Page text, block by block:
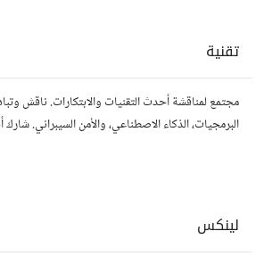
تقنية
مجتمع لمناقشة أحدث التقنيات والابتكارات. ناقش
البرمجيات، الذكاء الاصطناعي، والأمن السيبراني.
لينكس